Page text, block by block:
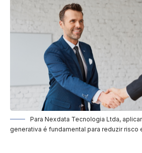
Para Nexdata Tecnologia Ltda,
generativa é fundamental para reduzir risco